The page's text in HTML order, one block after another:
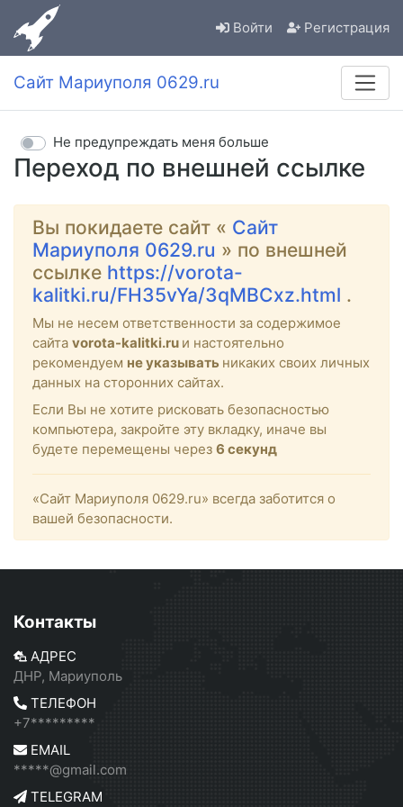
Войти Регистрация
Сайт Мариуполя 0629.ru
Переход по внешней ссылке
Не предупреждать меня больше
Вы покидаете сайт « Сайт
Мариуполя 0629.ru » по внешней
ссылке https://vorota-
kalitki.ru/FH35vYa/3qMBCxz.html .
Мы не несем ответственности за содержимое
сайта vorota-kalitki.ru и настоятельно
рекомендуем не указывать никаких своих личных
данных на сторонних сайтах.
Если Вы не хотите рисковать безопасностью
компьютера, закройте эту вкладку, иначе вы
будете перемещены через 6 секунд
«Сайт Мариуполя 0629.ru» всегда заботится о
вашей безопасности.
Контакты
АДРЕС
ДНР, Мариуполь
ТЕЛЕФОН
+7*********
EMAIL
*****@gmail.com
TELEGRAM